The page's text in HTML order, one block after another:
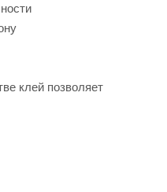
клей позволяет